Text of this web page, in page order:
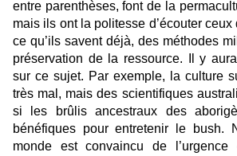
entre parenthèses, font de la
mais ils ont la politesse d’écouter
ce qu’ils savent déjà, des méthodes
préservation de la ressource. Il y
sur ce sujet. Par exemple, la culture
très mal, mais des scientifiques
si les brûlis ancestraux des
bénéfiques pour entretenir le bush.
monde est convaincu de